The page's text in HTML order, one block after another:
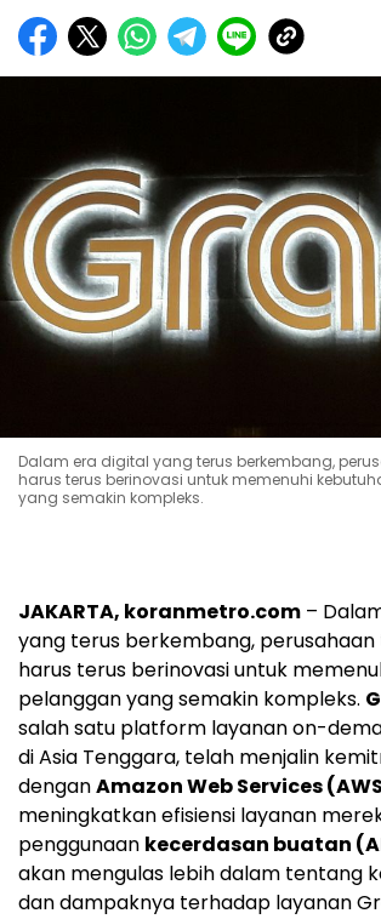
Dalam era digital yang terus berkembang,
harus terus berinovasi untuk memenuhi
yang semakin kompleks.
JAKARTA, koranmetro.com –
yang terus berkembang,
harus terus berinovasi untuk
pelanggan yang semakin kompleks.
salah satu platform layanan on-
di Asia Tenggara, telah menjalin
denganAmazon Web Services
meningkatkan efisiensi layanan
penggunaan kecerdasan buatan
akan mengulas lebih dalam tentang
dan dampaknya terhadap layanan